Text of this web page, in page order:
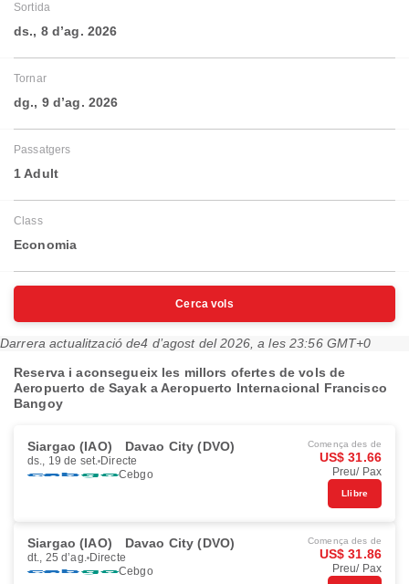
Sortida
ds., 8 d’ag. 2026
Tornar
dg., 9 d’ag. 2026
Passatgers
1 Adult
Class
Economia
Cerca vols
Darrera actualització de4 d’agost del 2026, a les 23:56 GMT+0
Reserva i aconsegueix les millors ofertes de vols de
Aeropuerto de Sayak a Aeropuerto Internacional Francisco
Bangoy
Siargao (IAO) Davao City (DVO)
ds., 19 de set. Directe
Cebgo
Comença des de
US$ 31.66
Preu/ Pax
Llibre
Siargao (IAO) Davao City (DVO)
dt., 25 d’ag. Directe
Cebgo
Comença des de
US$ 31.86
Preu/ Pax